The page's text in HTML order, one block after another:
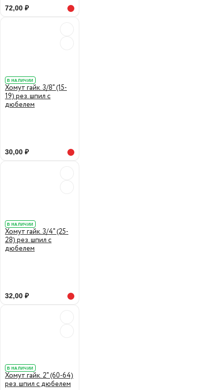
72,00 ₽
В НАЛИЧИИ
Хомут гайк. 3/8" (15-
19) рез. шпил с
дюбелем
30,00 ₽
В НАЛИЧИИ
Хомут гайк. 3/4" (25-
28) рез. шпил с
дюбелем
32,00 ₽
В НАЛИЧИИ
Хомут гайк. 2" (60-64)
рез. шпил с дюбелем